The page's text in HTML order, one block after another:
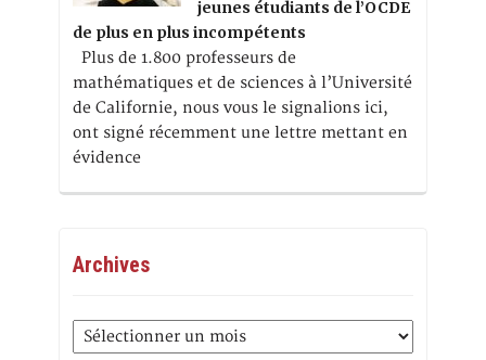
jeunes étudiants de l’OCDE
de plus en plus incompétents
Plus de 1.800 professeurs de
mathématiques et de sciences à l’Université
de Californie, nous vous le signalions ici,
ont signé récemment une lettre mettant en
évidence
Archives
Archives